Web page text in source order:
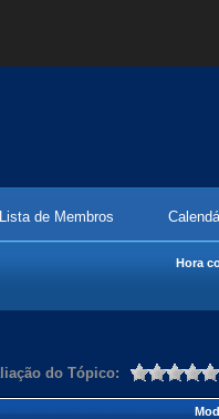
Lista de Membros
Hora
do Tópico: